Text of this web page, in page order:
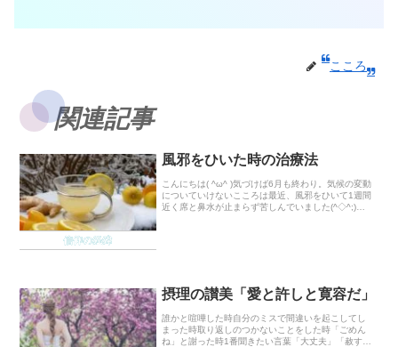
こころ
関連記事
信仰の経緯
風邪をひいた時の治療法
こんにちは( ^ω^ )気づけば6月も終わり。気候の変動
についていけないこころは最近、風邪をひいて1週間
近く席と鼻水が止まらず苦しんでいました(^◇^;)病
摂理の讃美「愛と許しと寛容だ」
誰かと喧嘩した時自分のミスで間違いを起こしてし
まった時取り返しのつかないことをした時「ごめん
ね」と謝った時1番聞きたい言葉「大丈夫」「赦す」